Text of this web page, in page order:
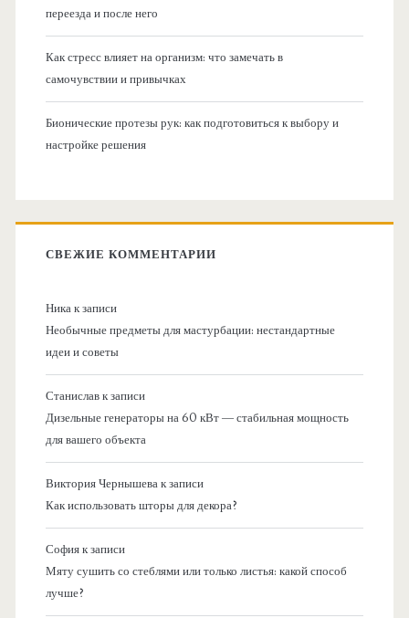
переезда и после него
Как стресс влияет на организм: что замечать в
самочувствии и привычках
Бионические протезы рук: как подготовиться к выбору и
настройке решения
СВЕЖИЕ КОММЕНТАРИИ
Никак записи
Необычные предметы для мастурбации: нестандартные
идеи и советы
Станиславк записи
Дизельные генераторы на 60 кВт — стабильная мощность
для вашего объекта
Виктория Чернышевак записи
Как использовать шторы для декора?
Софияк записи
Мяту сушить со стеблями или только листья: какой способ
лучше?